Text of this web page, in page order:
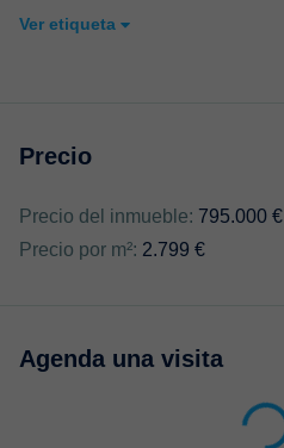
Ver etiqueta
Precio
Precio del inmueble: 795.000 €
Precio por m²: 2.799 €
Agenda una visita